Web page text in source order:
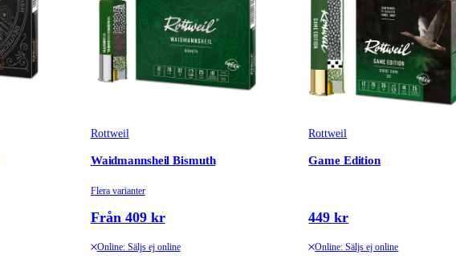
Rottweil
Waidmannsheil Bismuth
Flera varianter
Från 409 kr
Online: Säljs ej online
Rottweil
Game Edition
449 kr
Online: Säljs ej online